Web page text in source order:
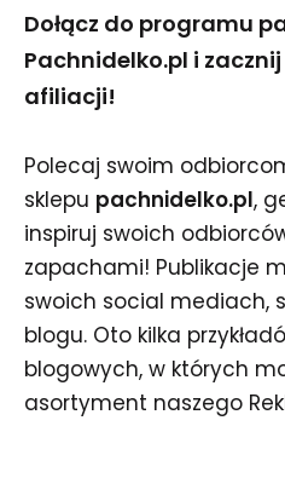
Dołącz do programu
Pachnidelko.pl i
afiliacji!
Polecaj swoim
sklepu pachnidelko.pl,
inspiruj swoich
zapachami! Publikacje
swoich social mediach,
blogu. Oto kilka
blogowych, w których
asortyment naszego